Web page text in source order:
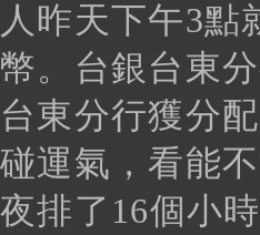
人昨天下午3點
幣。台銀台東
台東分行獲分
碰運氣，看能
夜排了16個小